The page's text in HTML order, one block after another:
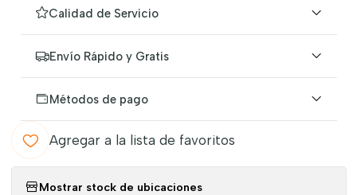
Calidad de Servicio
Envío Rápido y Gratis
Métodos de pago
Agregar a la lista de favoritos
Mostrar stock de ubicaciones